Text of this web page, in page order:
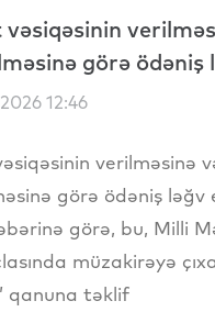
görə ödəniş
12:46
verilməsinə
görə ödəniş ləğv
görə, bu, Milli
müzakirəyə
qanuna təklif